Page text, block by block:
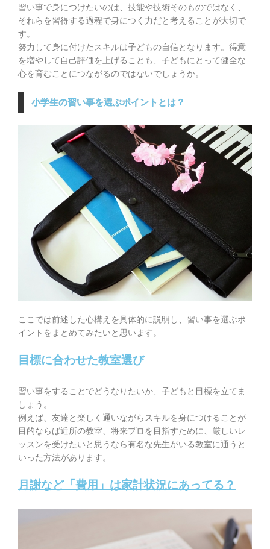
習い事で身につけたいのは、技能や技術そのものではなく、
それらを習得する過程で身につく力だと考えることが大切で
す。
努力して身に付けたスキルは子どもの自信となります。得意
を増やして自己評価を上げることも、子どもにとって健全な
心を育むことにつながるのではないでしょうか。
小学生の習い事を選ぶポイントとは？
ここでは前述した心構えを具体的に説明し、習い事を選ぶポ
イントをまとめてみたいと思います。
目標に合わせた教室選び
習い事をすることでどうなりたいか、子どもと目標を立てま
しょう。
例えば、友達と楽しく通いながらスキルを身につけることが
目的ならば近所の教室、将来プロを目指すために、厳しいレ
ッスンを受けたいと思うなら有名な先生がいる教室に通うと
いった方法があります。
月謝など「費用」は家計状況にあってる？